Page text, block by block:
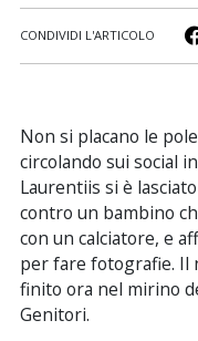
CONDIVIDI L'ARTICOLO
Non si placano le
circolando sui social
Laurentiis si è
contro un bambino
con un calciatore, e
per fare fotografie. Il
finito ora nel mirino
Genitori.